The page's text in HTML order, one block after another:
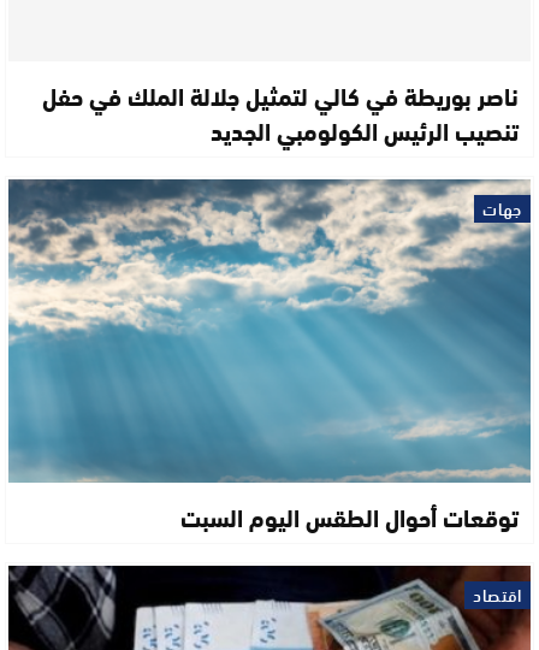
ناصر بوريطة في كالي لتمثيل جلالة الملك في حفل
تنصيب الرئيس الكولومبي الجديد
جهات
توقعات أحوال الطقس اليوم السبت
اقتصاد